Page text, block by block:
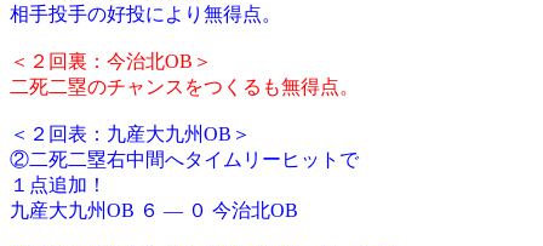
相手投手の好投により無得点。
＜２回裏：今治北OB＞
二死二塁のチャンスをつくるも無得点。
＜２回表：九産大九州OB＞
②二死二塁右中間へタイムリーヒットで
１点追加！
九産大九州OB ６ ― ０ 今治北OB